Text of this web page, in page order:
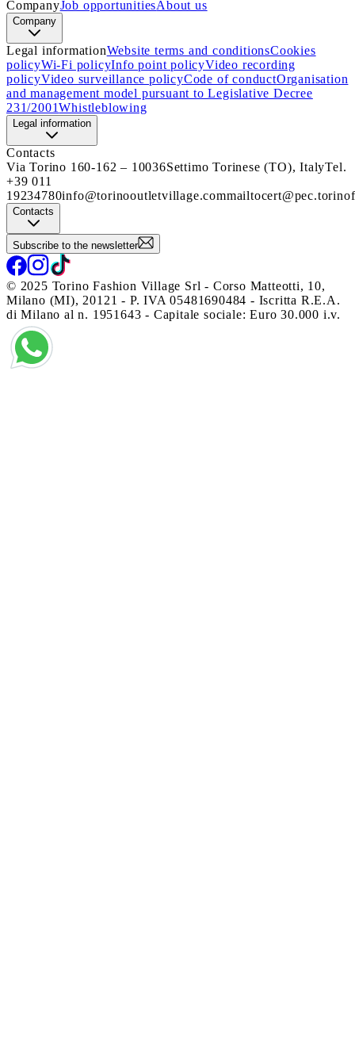
CompanyJob opportunitiesAbout us
Company
Legal informationWebsite terms and conditionsCookies
policyWi-Fi policyInfo point policyVideo recording
policyVideo surveillance policyCode of conductOrganisation
and management model pursuant to Legislative Decree
231/2001Whistleblowing
Legal information
Contacts
Via Torino 160-162 – 10036Settimo Torinese (TO), ItalyTel.
+39 011
19234780info@torinooutletvillage.com
Contacts
Subscribe to the newsletter
© 2025 Torino Fashion Village Srl - Corso Matteotti, 10,
Milano (MI), 20121 - P. IVA 05481690484 - Iscritta R.E.A.
di Milano al n. 1951643 - Capitale sociale: Euro 30.000 i.v.